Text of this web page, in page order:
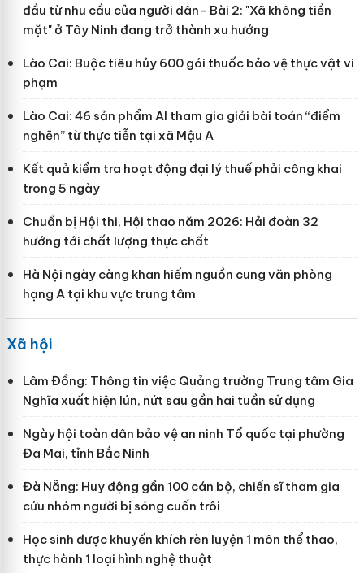
đầu từ nhu cầu của người dân- Bài 2: "Xã không tiền
mặt" ở Tây Ninh đang trở thành xu hướng
Lào Cai: Buộc tiêu hủy 600 gói thuốc bảo vệ thực vật vi
phạm
Lào Cai: 46 sản phẩm AI tham gia giải bài toán “điểm
nghẽn” từ thực tiễn tại xã Mậu A
Kết quả kiểm tra hoạt động đại lý thuế phải công khai
trong 5 ngày
Chuẩn bị Hội thi, Hội thao năm 2026: Hải đoàn 32
hướng tới chất lượng thực chất
Hà Nội ngày càng khan hiếm nguồn cung văn phòng
hạng A tại khu vực trung tâm
Xã hội
Lâm Đồng: Thông tin việc Quảng trường Trung tâm Gia
Nghĩa xuất hiện lún, nứt sau gần hai tuần sử dụng
Ngày hội toàn dân bảo vệ an ninh Tổ quốc tại phường
Đa Mai, tỉnh Bắc Ninh
Đà Nẵng: Huy động gần 100 cán bộ, chiến sĩ tham gia
cứu nhóm người bị sóng cuốn trôi
Học sinh được khuyến khích rèn luyện 1 môn thể thao,
thực hành 1 loại hình nghệ thuật